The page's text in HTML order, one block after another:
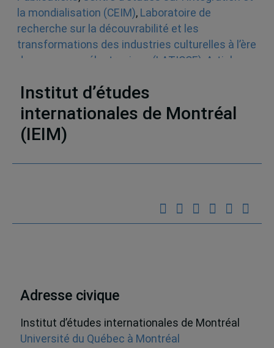
la mondialisation (CEIM), Laboratoire de
recherche sur la découvrabilité et les
transformations des industries culturelles à l’ère
du commerce électronique (LATICCE)
Articles
Institut d’études
internationales de Montréal
(IEIM)
Adresse civique
Institut d’études internationales de Montréal
Université du Québec à Montréal